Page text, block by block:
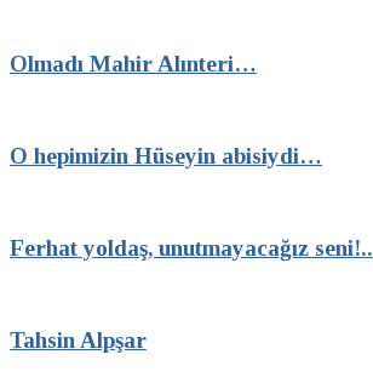
Olmadı Mahir Alınteri…
O hepimizin Hüseyin abisiydi…
Ferhat yoldaş, unutmayacağız seni!..
Tahsin Alpşar